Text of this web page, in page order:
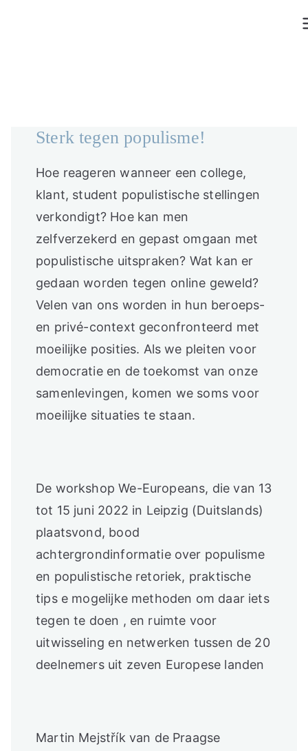
Sterk tegen populisme!
Hoe reageren wanneer een college,
klant, student populistische stellingen
verkondigt? Hoe kan men
zelfverzekerd en gepast omgaan met
populistische uitspraken? Wat kan er
gedaan worden tegen online geweld?
Velen van ons worden in hun beroeps-
en privé-context geconfronteerd met
moeilijke posities. Als we pleiten voor
democratie en de toekomst van onze
samenlevingen, komen we soms voor
moeilijke situaties te staan.
De workshop We-Europeans, die van 13
tot 15 juni 2022 in Leipzig (Duitslands)
plaatsvond, bood
achtergrondinformatie over populisme
en populistische retoriek, praktische
tips e mogelijke methoden om daar iets
tegen te doen , en ruimte voor
uitwisseling en netwerken tussen de 20
deelnemers uit zeven Europese landen
Martin Mejstřík van de Praagse